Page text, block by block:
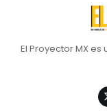
El Proyector MX